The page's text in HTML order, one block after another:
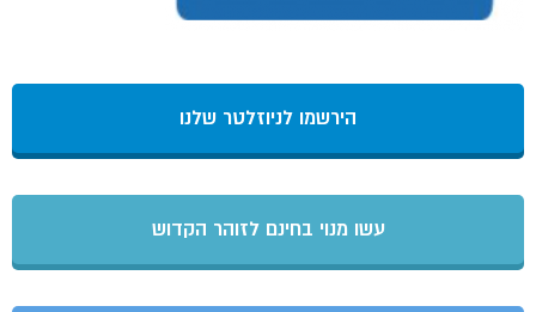
הירשמו לניוזלטר שלנו
עשו מנוי בחינם לזוהר הקדוש